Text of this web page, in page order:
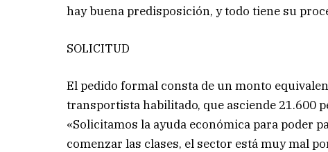
hay buena predisposición, y todo tiene su
SOLICITUD
El pedido formal consta de un monto
transportista habilitado, que asciende 21.600
«Solicitamos la ayuda económica para poder
comenzar las clases, el sector está muy mal